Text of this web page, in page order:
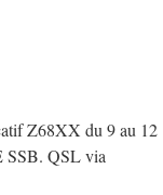
Z68XX du 9 au 12
SSB. QSL via